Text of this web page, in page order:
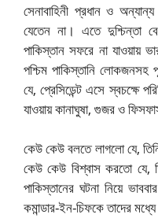
সেনাবাহিনী প্রধান ও
যেতেন না। এতে দুশ্চিন্তা
পাকিস্তান সফরে না যাওয়ায়
পশ্চিম পাকিস্তানি লোকজনসহ
যে, প্রেসিডেন্ট এসে স্বচক্ষে
যাওয়ায় কানাঘুষা, গুজর ও
কেউ কেউ বলতে লাগলো যে,
কেউ কেউ বিশ্বাস করতো যে,
পাকিস্তানের ঘটনা নিয়ে
কমান্ডার-ইন-চিফকে তাদের